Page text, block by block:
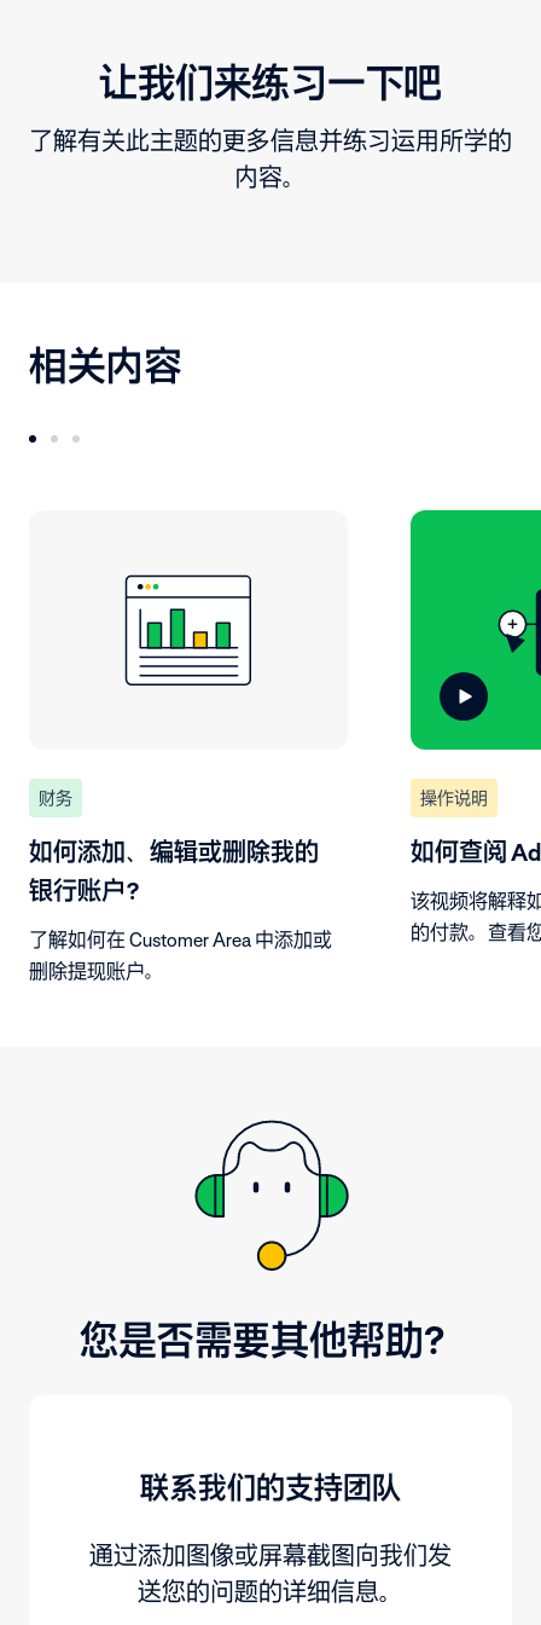
让我们来练习一下吧
了解有关此主题的更多信息并练习运用所学的
内容。
相关内容
财务
如何添加、编辑或删除我的
银行账户？
了解如何在 Customer Area 中添加或
删除提现账户。
操作说明
如何查阅
该视频将解释
的付款。查看
您是否需要其他帮助？
联系我们的支持团队
通过添加图像或屏幕截图向我们发
送您的问题的详细信息。